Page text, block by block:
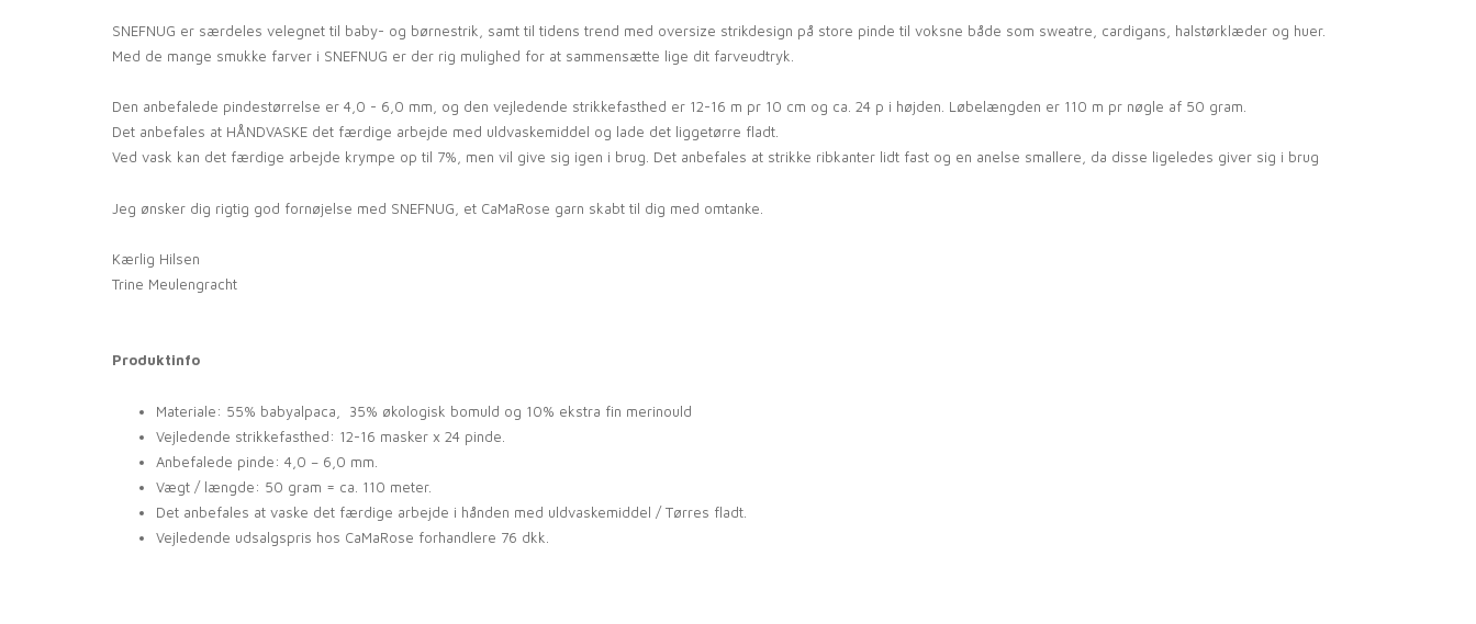
SNEFNUG er særdeles velegnet til baby- og børnestrik, samt til tidens trend med oversize strikdesign på store pinde til voksne både som sweatre, cardigans, halstørklæder og huer.
Med de mange smukke farver i SNEFNUG er der rig mulighed for at sammensætte lige dit farveudtryk.
Den anbefalede pindestørrelse er 4,0 - 6,0 mm, og den vejledende strikkefasthed er 12-16 m pr 10 cm og ca. 24 p i højden. Løbelængden er 110 m pr nøgle af 50 gram.
Det anbefales at HÅNDVASKE det færdige arbejde med uldvaskemiddel og lade det liggetørre fladt.
Ved vask kan det færdige arbejde krympe op til 7%, men vil give sig igen i brug. Det anbefales at strikke ribkanter lidt fast og en anelse smallere, da disse ligeledes giver sig i brug
Jeg ønsker dig rigtig god fornøjelse med SNEFNUG, et CaMaRose garn skabt til dig med omtanke.
Kærlig Hilsen
Trine Meulengracht
Produktinfo
Materiale: 55% babyalpaca, 35% økologisk bomuld og 10% ekstra fin merinould
Vejledende strikkefasthed: 12-16 masker x 24 pinde.
Anbefalede pinde: 4,0 – 6,0 mm.
Vægt / længde: 50 gram = ca. 110 meter.
Det anbefales at vaske det færdige arbejde i hånden med uldvaskemiddel / Tørres fladt.
Vejledende udsalgspris hos CaMaRose forhandlere 76 dkk.